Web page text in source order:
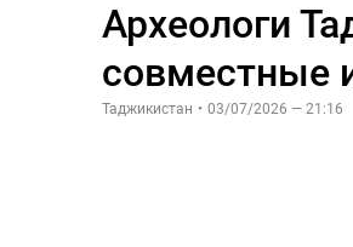
Археологи
совместные
Таджикистан • 03/07/2026 — 21:16